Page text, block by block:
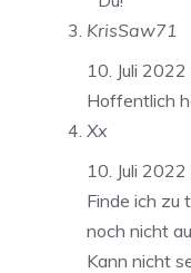
KrisSaw71
10. Juli
Hoffentlich
Xx
10. Juli
Finde ich zu
noch nicht
Kann nicht